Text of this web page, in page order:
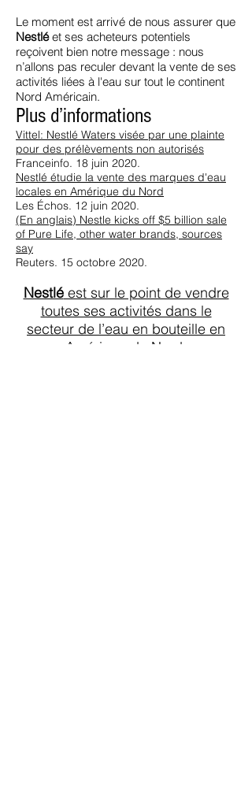
Le moment est arrivé de nous assurer que
Nestléet ses acheteurs potentiels
reçoivent bien notre message : nous
n’allons pas reculer devant la vente de ses
activités liées à l'eau sur tout le continent
Nord Américain.
Plus d’informations
Vittel: Nestlé Waters visée par une plainte
pour des prélèvements non autorisés
Franceinfo. 18 juin 2020.
Nestlé étudie la vente des marques d'eau
locales en Amérique du Nord
Les Échos. 12 juin 2020.
(En anglais) Nestle kicks off $5 billion sale
of Pure Life, other water brands, sources
say
Reuters. 15 octobre 2020.
Nestléest sur le point de vendre
toutes ses activités dans le
secteur de l’eau en bouteille en
Amérique du Nord.